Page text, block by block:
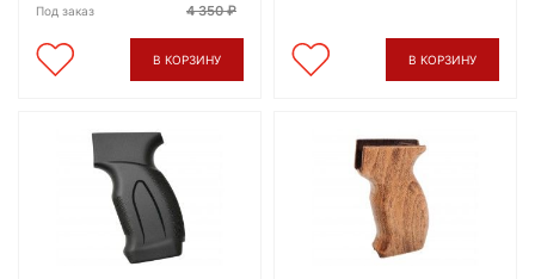
Под заказ 4 350
В КОРЗИНУ В КОРЗИНУ